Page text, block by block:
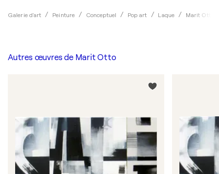
Galerie d'art Peinture Conceptuel Pop art Laque Marit Otto
Autres œuvres de Marit Otto